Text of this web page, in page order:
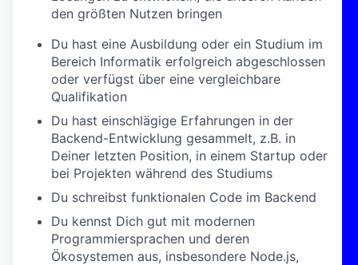
den größten Nutzen bringen
Du hast eine Ausbildung oder ein Studium im
Bereich Informatik erfolgreich abgeschlossen
oder verfügst über eine vergleichbare
Qualifikation
Du hast einschlägige Erfahrungen in der
Backend-Entwicklung gesammelt, z.B. in
Deiner letzten Position, in einem Startup oder
bei Projekten während des Studiums
Du schreibst funktionalen Code im Backend
Du kennst Dich gut mit modernen
Programmiersprachen und deren
Ökosystemen aus, insbesondere Node.js,